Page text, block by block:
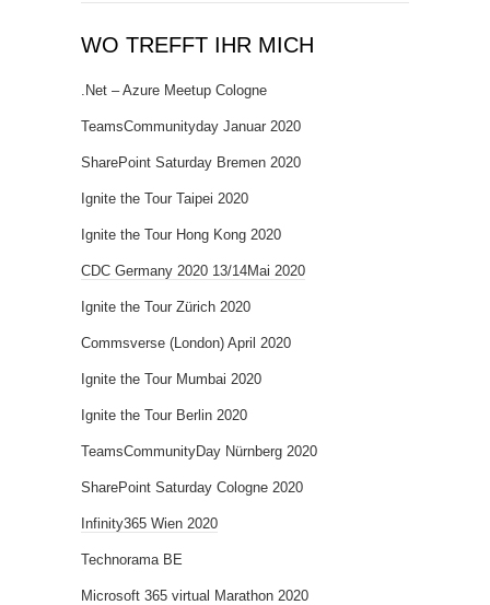
WO TREFFT IHR MICH
.Net – Azure Meetup Cologne
TeamsCommunityday Januar 2020
SharePoint Saturday Bremen 2020
Ignite the Tour Taipei 2020
Ignite the Tour Hong Kong 2020
CDC Germany 2020 13/14Mai 2020
Ignite the Tour Zürich 2020
Commsverse (London) April 2020
Ignite the Tour Mumbai 2020
Ignite the Tour Berlin 2020
TeamsCommunityDay Nürnberg 2020
SharePoint Saturday Cologne 2020
Infinity365 Wien 2020
Technorama BE
Microsoft 365 virtual Marathon 2020